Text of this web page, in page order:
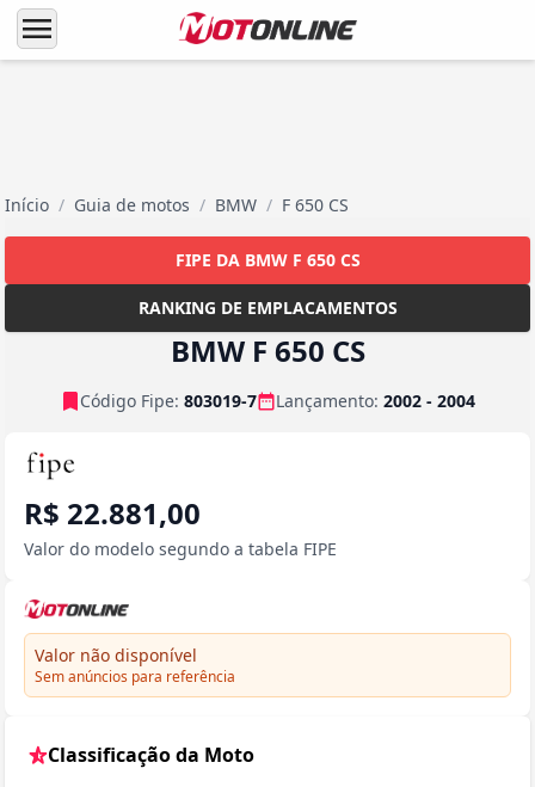
menu
Início / Guia de motos / BMW / F 650 CS
FIPE DA BMW F 650 CS
RANKING DE EMPLACAMENTOS
BMW F 650 CS
Código Fipe: 803019-7 Lançamento: 2002 - 2004
R$ 22.881,00
Valor do modelo segundo a tabela FIPE
Valor não disponível
Sem anúncios para referência
Classificação da Moto